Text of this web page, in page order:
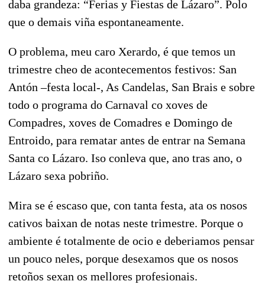
daba grandeza: “Ferias y Fiestas de Lázaro”. Polo
que o demais viña espontaneamente.
O problema, meu caro Xerardo, é que temos un
trimestre cheo de acontecementos festivos: San
Antón –festa local-, As Candelas, San Brais e sobre
todo o programa do Carnaval co xoves de
Compadres, xoves de Comadres e Domingo de
Entroido, para rematar antes de entrar na Semana
Santa co Lázaro. Iso conleva que, ano tras ano, o
Lázaro sexa pobriño.
Mira se é escaso que, con tanta festa, ata os nosos
cativos baixan de notas neste trimestre. Porque o
ambiente é totalmente de ocio e deberiamos pensar
un pouco neles, porque desexamos que os nosos
retoños sexan os mellores profesionais.